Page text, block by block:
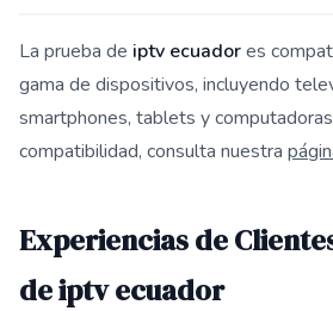
La prueba de iptv ecuadores
gama de dispositivos, incluyendo
smartphones, tablets y
compatibilidad, consulta nuestra
Experiencias de
de iptv ecuador